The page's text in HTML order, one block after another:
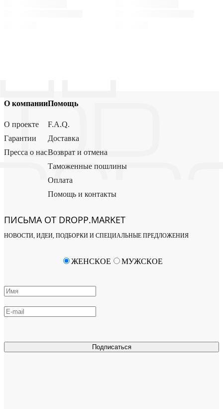
О компании
О проекте
Гарантии
Пресса о нас
Помощь
F.A.Q.
Доставка
Возврат и отмена
Таможенные пошлины
Оплата
Помощь и контакты
ПИСЬМА ОТ DROPP.MARKET
НОВОСТИ, ИДЕИ, ПОДБОРКИ И СПЕЦИАЛЬНЫЕ ПРЕДЛОЖЕНИЯ
Подписаться
ЖЕНСКОЕ МУЖСКОЕ